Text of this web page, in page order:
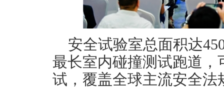
安全试验室总面积达
最长室内碰撞测试跑道，
试，覆盖全球主流安全